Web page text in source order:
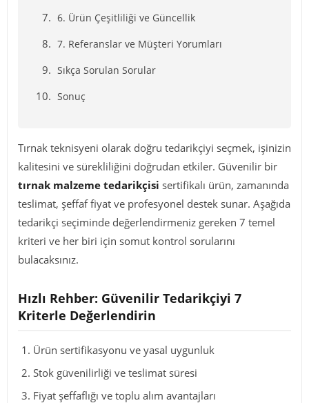
6. Ürün Çeşitliliği ve Güncellik
7. Referanslar ve Müşteri Yorumları
Sıkça Sorulan Sorular
Sonuç
Tırnak teknisyeni olarak doğru tedarikçiyi seçmek, işinizin
kalitesini ve sürekliliğini doğrudan etkiler. Güvenilir bir
tırnak malzeme tedarikçisi sertifikalı ürün, zamanında
teslimat, şeffaf fiyat ve profesyonel destek sunar. Aşağıda
tedarikçi seçiminde değerlendirmeniz gereken 7 temel
kriteri ve her biri için somut kontrol sorularını
bulacaksınız.
Hızlı Rehber: Güvenilir Tedarikçiyi 7
Kriterle Değerlendirin
Ürün sertifikasyonu ve yasal uygunluk
Stok güvenilirliği ve teslimat süresi
Fiyat şeffaflığı ve toplu alım avantajları